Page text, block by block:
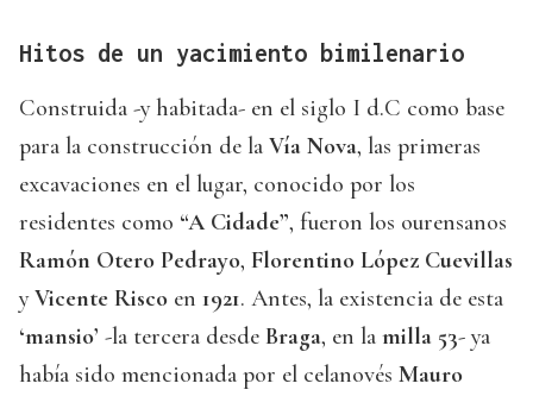
Hitos de un yacimiento bimilenario
Construida -y habitada- en el siglo I d.C como base
para la construcción de la Vía Nova, las primeras
excavaciones en el lugar, conocido por los
residentes como “A Cidade”, fueron los ourensanos
Ramón Otero Pedrayo, Florentino López Cuevillas
yVicente Risco en 1921. Antes, la existencia de esta
‘mansio’ -la tercera desde Braga, en la milla 53- ya
había sido mencionada por el celanovés Mauro